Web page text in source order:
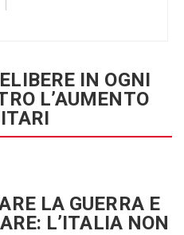
IN OGNI
L’AUMENTO
LA GUERRA E
L’ITALIA NON